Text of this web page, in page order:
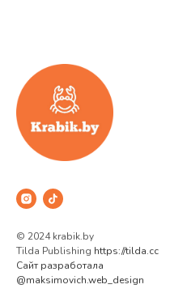
© 2024 krabik.by
Tilda Publishing https://tilda.cc
Сайт разработала
@maksimovich.web_design